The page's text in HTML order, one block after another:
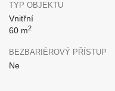
TYP OBJEKTU
Vnitřní
60 m2
BEZBARIÉROVÝ PŘÍSTUP
Ne